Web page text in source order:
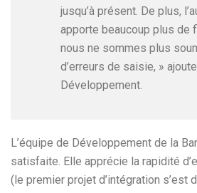
jusqu’à présent. De plus,
apporte beaucoup plus de
nous ne sommes plus
d’erreurs de saisie, »
Développement.
L’équipe de Développement de la
satisfaite. Elle apprécie la rapidité
(le premier projet d’intégration s’est